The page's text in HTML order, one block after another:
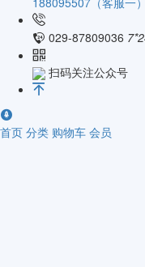
029-87809036
扫码关注公众号
首页 分类 购物车 会员